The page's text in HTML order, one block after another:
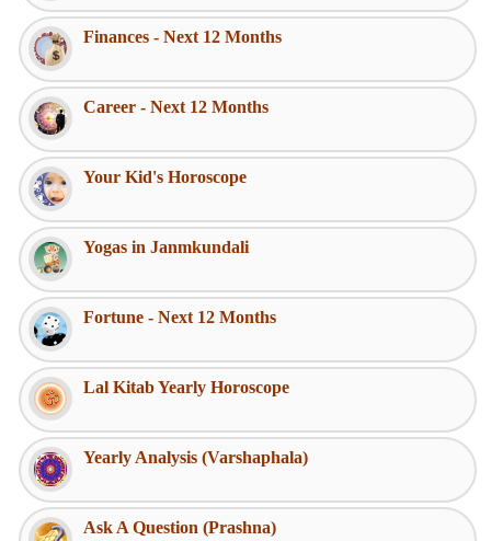
Finances - Next 12 Months
Career - Next 12 Months
Your Kid's Horoscope
Yogas in Janmkundali
Fortune - Next 12 Months
Lal Kitab Yearly Horoscope
Yearly Analysis (Varshaphala)
Ask A Question (Prashna)